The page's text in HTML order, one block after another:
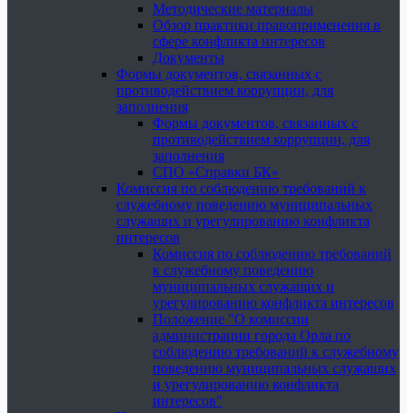
Методические материалы
Обзор практики правоприменения в
сфере конфликта интересов
Документы
Формы документов, связанных с
противодействием коррупции, для
заполнения
Формы документов, связанных с
противодействием коррупции, для
заполнения
СПО «Справки БК»
Комиссия по соблюдению требований к
служебному поведению муниципальных
служащих и урегулированию конфликта
интересов
Комиссия по соблюдению требований
к служебному поведению
муниципальных служащих и
урегулированию конфликта интересов
Положение "О комиссии
администрации города Орла по
соблюдению требований к служебному
поведению муниципальных служащих
и урегулированию конфликта
интересов"